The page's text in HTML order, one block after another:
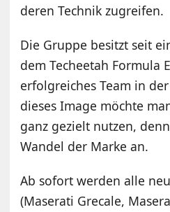
deren Technik zugreifen.
Die Gruppe besitzt seit
dem Techeetah Formula
erfolgreiches Team in
dieses Image möchte
ganz gezielt nutzen,
Wandel der Marke an.
Ab sofort werden alle
(Maserati Grecale,